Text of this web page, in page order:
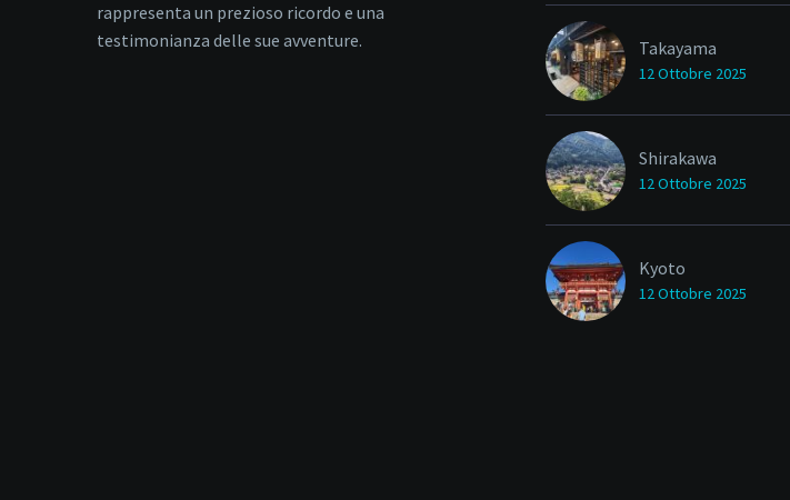
rappresenta un prezioso ricordo e una
testimonianza delle sue avventure.
Takayama
12 Ottobre 2025
Shirakawa
12 Ottobre 2025
Kyoto
12 Ottobre 2025